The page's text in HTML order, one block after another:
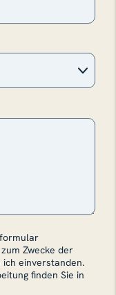
Zwecke der
einverstanden.
finden Sie in